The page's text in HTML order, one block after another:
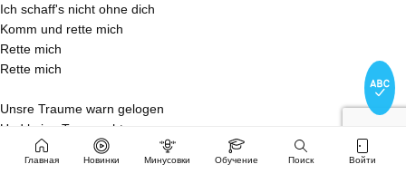
Главная Новинки Минусовки Обучение Поиск Войти
Ich schaff's nicht ohne dich
Komm und rette mich
Rette mich
Rette mich
Unsre Traume warn gelogen
Und keine Trane echt
Sag dass das nicht wahr ist